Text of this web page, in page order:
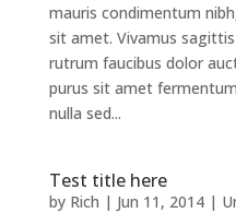
mauris condimentum
sit amet. Vivamus
rutrum faucibus dolor
purus sit amet
nulla sed...
Test title here
by Rich | Jun 11, 2014|